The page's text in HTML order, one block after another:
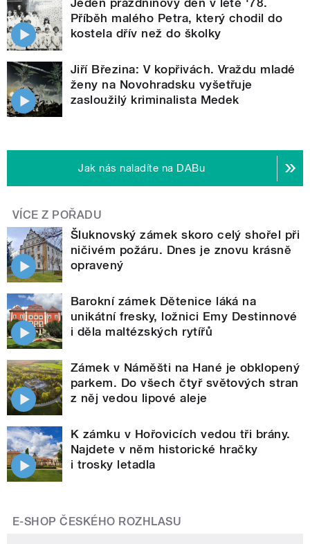
Jeden prázdninový den v létě '78.
Příběh malého Petra, který chodil do
kostela dřív než do školky
Jiří Březina: V kopřivách. Vraždu mladé
ženy na Novohradsku vyšetřuje
zasloužilý kriminalista Medek
Jak nás naladíte na DABu
VÍCE Z POŘADU
Šluknovský zámek skoro celý shořel při
ničivém požáru. Dnes je znovu krásně
opravený
Barokní zámek Dětenice láká na
unikátní fresky, ložnici Emy Destinnové
i děla maltézských rytířů
Zámek v Náměšti na Hané je obklopený
parkem. Do všech čtyř světových stran
z něj vedou lipové aleje
K zámku v Hořovicích vedou tři brány.
Najdete v něm historické hračky
i trosky letadla
E-SHOP ČESKÉHO ROZHLASU